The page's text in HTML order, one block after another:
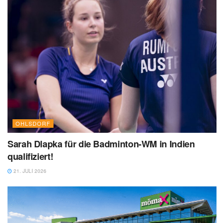
OHLSDORF
Sarah Dlapka für die Badminton-WM in Indien
qualifiziert!
21. JULI 2026